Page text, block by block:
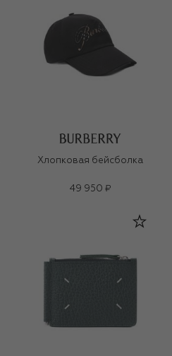
Хлопковая бейсболка
49 950 ₽